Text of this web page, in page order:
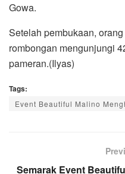
Gowa.
Setelah pembukaan,
rombongan mengunjungi
pameran.(Ilyas)
Tags:
Event Beautiful Malino
Semarak Event